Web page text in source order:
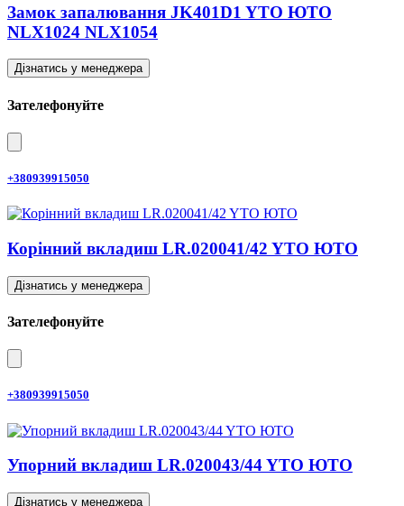
Замок запалювання JK401D1 YTO ЮТО
NLX1024 NLX1054
Дізнатись у менеджера
Зателефонуйте
+380939915050
Корінний вкладиш LR.020041/42 YTO ЮТО
Дізнатись у менеджера
Зателефонуйте
+380939915050
Упорний вкладиш LR.020043/44 YTO ЮТО
Дізнатись у менеджера